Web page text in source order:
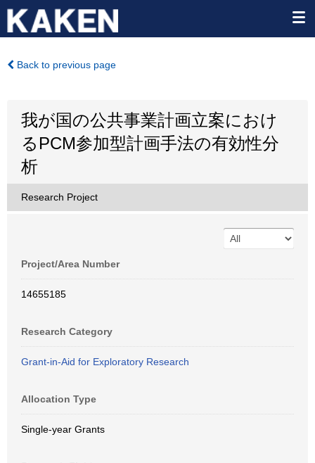
Back to previous page
我が国の公共事業計画立案におけ
るPCM参加型計画手法の有効性分
析
Research Project
Project/Area Number
14655185
Research Category
Grant-in-Aid for Exploratory Research
Allocation Type
Single-year Grants